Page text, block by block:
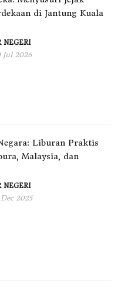
di Jantung Kuala
NEGERI
Jul 2026
Liburan Praktis
Malaysia, dan
NEGERI
Dec 2025